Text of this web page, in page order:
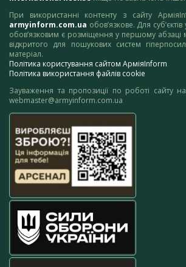
При використанні контенту з сайту
armyinform.com.ua обов’язкове. Для
обов’язковим є розміщення у першому абзаці
відкритого для пошукових систем
матеріал.
Політика користування сайтом АрміяInform
Політика використання файлів cookie
Зауваження та пропозиції по роботі сайту
webmaster@armyinform.com.ua